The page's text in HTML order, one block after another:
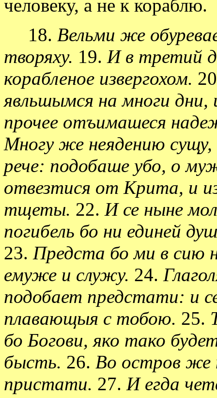
человеку, а не к кораблю.
18. Вельми же
творяху. 19. И в третий
корабленое извергохом.
явльшымся на многи
прочее отъимашеся
Многу же неядению сущу,
рече: подобаше убо, о
отвезтися от Крита, и
тщеты. 22. И се ныне
погибель бо ни единей
23. Предста бо ми в сию
емуже и служу. 24.
подобает предстати: и
плавающыя с тобою. 25.
бо Богови, яко тако
бысть. 26. Во остров же
пристати. 27. И егда